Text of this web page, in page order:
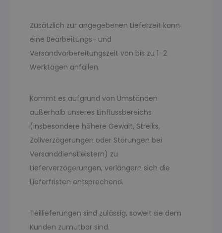
Zusätzlich zur angegebenen Lieferzeit kann
eine Bearbeitungs- und
Versandvorbereitungszeit von bis zu 1–2
Werktagen anfallen.
Kommt es aufgrund von Umständen
außerhalb unseres Einflussbereichs
(insbesondere höhere Gewalt, Streiks,
Zollverzögerungen oder Störungen bei
Versanddienstleistern) zu
Lieferverzögerungen, verlängern sich die
Lieferfristen entsprechend.
Teillieferungen sind zulässig, soweit sie dem
Kunden zumutbar sind.